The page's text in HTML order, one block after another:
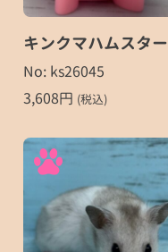
キンクマハムスター
No: ks26045
3,608円 (税込)